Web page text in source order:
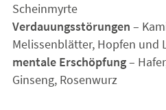
Scheinmyrte
Verdauungsstörungen –
Melissenblätter, Hopfen und
mentale Erschöpfung–
Ginseng, Rosenwurz